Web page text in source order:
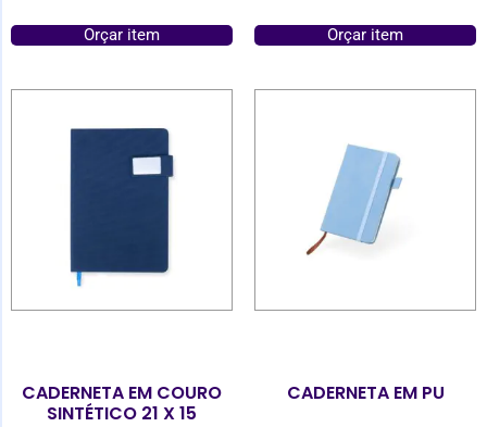
Orçar item Orçar item
CADERNETA EM COURO
SINTÉTICO 21 X 15
CADERNETA EM PU